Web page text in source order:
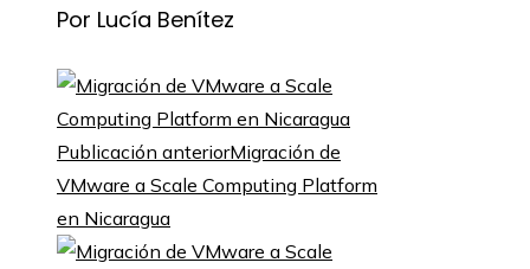
Por Lucía Benítez
Publicación anteriorMigración de
VMware a Scale Computing Platform
en Nicaragua